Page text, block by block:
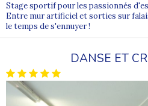
Stage sportif pour les passionnés
Entre mur artificiel et sorties sur
le temps de s'ennuyer !
DANSE ET